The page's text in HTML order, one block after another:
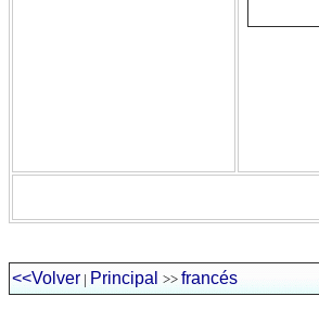
<<Volver | Principal >> francés